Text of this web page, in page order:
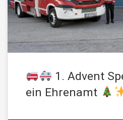
Team der Feuerwehr mit anpackt
1. Advent
ein Ehrenamt